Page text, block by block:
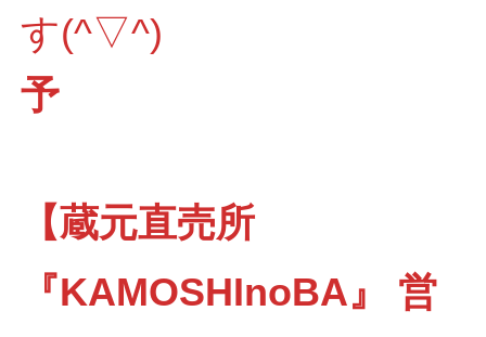
す(^▽^)
予
【蔵元直売所
『KAMOSHInoBA』 営